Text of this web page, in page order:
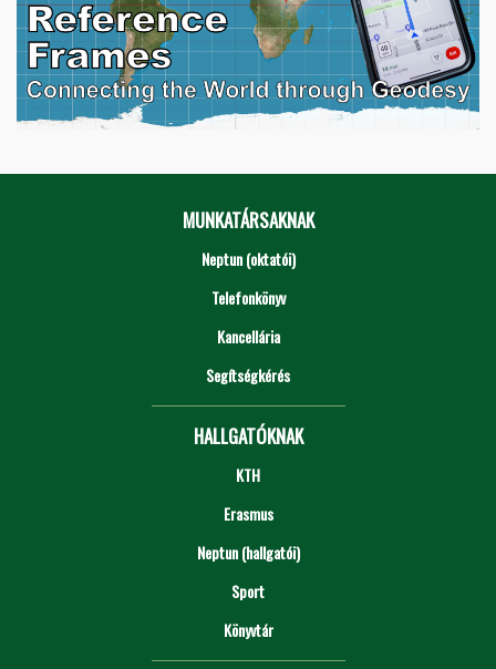
MUNKATÁRSAKNAK
Neptun (oktatói)
Telefonkönyv
Kancellária
Segítségkérés
HALLGATÓKNAK
KTH
Erasmus
Neptun (hallgatói)
Sport
Könyvtár